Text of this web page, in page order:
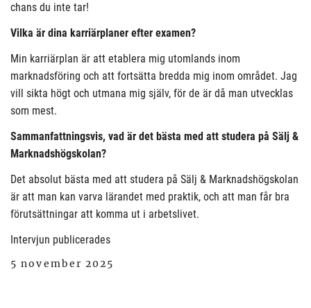
chans du inte tar!
Vilka är dina karriärplaner efter examen?
Min karriärplan är att etablera mig utomlands inom
marknadsföring och att fortsätta bredda mig inom området. Jag
vill sikta högt och utmana mig själv, för de är då man utvecklas
som mest.
Sammanfattningsvis, vad är det bästa med att studera på Sälj &
Marknadshögskolan?
Det absolut bästa med att studera på Sälj & Marknadshögskolan
är att man kan varva lärandet med praktik, och att man får bra
förutsättningar att komma ut i arbetslivet.
Intervjun publicerades
5 november 2025